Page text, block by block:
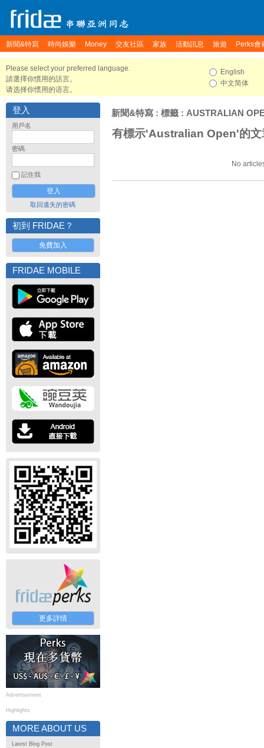
新聞&特寫 時尚娛樂 Money 交友社區 家族 活動訊息 旅遊 Perks會
Please select your preferred language.
請選擇你慣用的語言。
请选择你惯用的语言。
English
中文简体
登入
用戶名
密碼
記住我
取回遺失的密碼
初到 FRIDAE？
免費加入
FRIDAE MOBILE
更多詳情
Advertisement
Highlights
MORE ABOUT US
Latest Blog Post
新聞&特寫 : 標籤 : AUSTRALIAN
有標示'Australian Open'的文
No